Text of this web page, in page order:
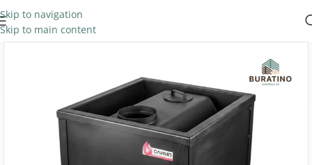
Skip to navigation
Skip to main content